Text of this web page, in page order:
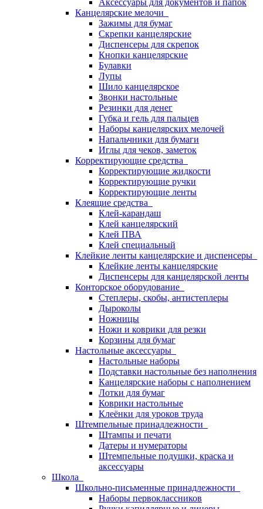
Аксессуары для документов и папок
Канцелярские мелочи
Зажимы для бумаг
Скрепки канцелярские
Диспенсеры для скрепок
Кнопки канцелярские
Булавки
Лупы
Шило канцелярское
Звонки настольные
Резинки для денег
Губка и гель для пальцев
Наборы канцелярских мелочей
Напальчники для бумаги
Иглы для чеков, заметок
Корректирующие средства
Корректирующие жидкости
Корректирующие ручки
Корректирующие ленты
Клеящие средства
Клей-карандаш
Клей канцелярский
Клей ПВА
Клей специальный
Клейкие ленты канцелярские и диспенсеры
Клейкие ленты канцелярские
Диспенсеры для канцелярской ленты
Конторское оборудование
Степлеры, скобы, антистеплеры
Дыроколы
Ножницы
Ножи и коврики для резки
Корзины для бумаг
Настольные аксессуары
Настольные наборы
Подставки настольные без наполнения
Канцелярские наборы с наполнением
Лотки для бумаг
Коврики настольные
Клеёнки для уроков труда
Штемпельные принадлежности
Штампы и печати
Датеры и нумераторы
Штемпельные подушки, краска и
аксессуары
Школа
Школьно-письменные принадлежности
Наборы первоклассников